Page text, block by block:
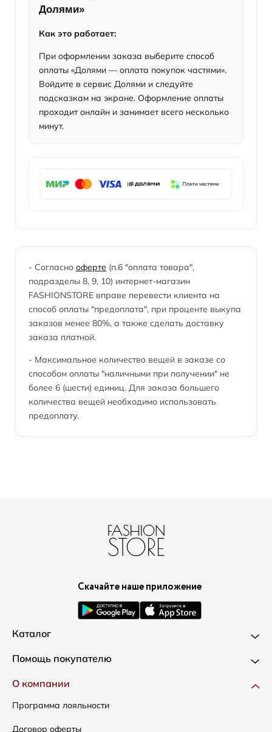
Долями»
Как это работает:
При оформлении заказа выберите способ
оплаты «Долями — оплата покупок частями».
Войдите в сервис Долями и следуйте
подсказкам на экране. Оформление оплаты
проходит онлайн и занимает всего несколько
минут.
- Согласно оферте (п.6 "оплата товара",
подразделы 8, 9, 10) интернет-магазин
FASHIONSTORE вправе перевести клиента на
способ оплаты "предоплата", при проценте выкупа
заказов менее 80%, а также сделать доставку
заказа платной.
- Максимальное количество вещей в заказе со
способом оплаты "наличными при получении" не
более 6 (шести) единиц. Для заказа большего
количества вещей необходимо использовать
предоплату.
Скачайте наше приложение
Каталог
Новинки
Одежда
Сумки
Аксессуары
Помощь покупателю
Доставка и оплата
Как оформить заказ
Условия возвратов
О компании
Программа лояльности
Договор оферты